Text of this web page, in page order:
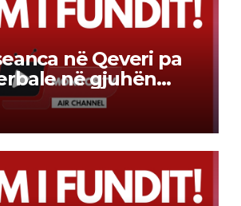
në Qeveri pa
në gjuhën